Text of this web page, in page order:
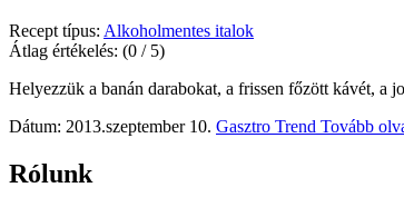
Recept típus: Alkoholmentes italok
Átlag értékelés: (0 / 5)
Helyezzük a banán darabokat, a frissen főzött kávét, a
Dátum: 2013.szeptember 10. Gasztro Trend Tovább
Rólunk